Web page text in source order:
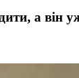
а він